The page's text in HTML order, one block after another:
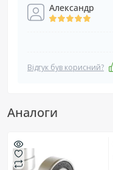
Александр
Відгук був корисний?
Аналоги